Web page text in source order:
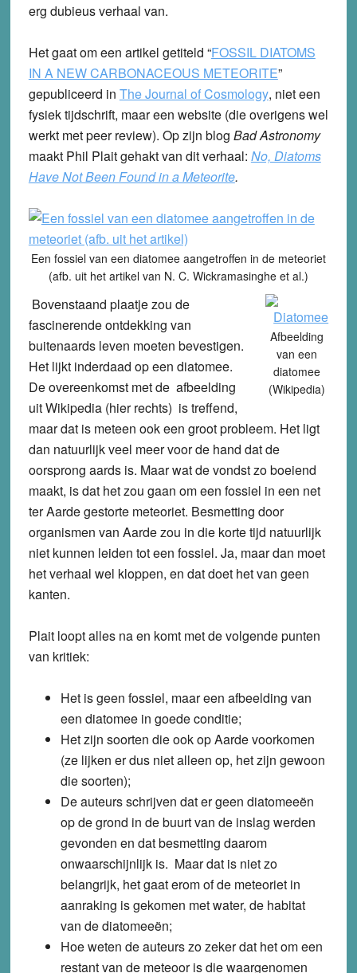
erg dubieus verhaal van.
Het gaat om een artikel getiteld “FOSSIL DIATOMS
IN A NEW CARBONACEOUS METEORITE”
gepubliceerd in The Journal of Cosmology, niet een
fysiek tijdschrift, maar een website (die overigens wel
werkt met peer review). Op zijn blog Bad Astronomy
maakt Phil Plait gehakt van dit verhaal: No, Diatoms
Have Not Been Found in a Meteorite.
Een fossiel van een diatomee aangetroffen in de meteoriet
(afb. uit het artikel van N. C. Wickramasinghe et al.)
Afbeelding
van een
diatomee
(Wikipedia)
Bovenstaand plaatje zou de
fascinerende ontdekking van
buitenaards leven moeten bevestigen.
Het lijkt inderdaad op een diatomee.
De overeenkomst met de afbeelding
uit Wikipedia (hier rechts) is treffend,
maar dat is meteen ook een groot probleem. Het ligt
dan natuurlijk veel meer voor de hand dat de
oorsprong aards is. Maar wat de vondst zo boeiend
maakt, is dat het zou gaan om een fossiel in een net
ter Aarde gestorte meteoriet. Besmetting door
organismen van Aarde zou in die korte tijd natuurlijk
niet kunnen leiden tot een fossiel. Ja, maar dan moet
het verhaal wel kloppen, en dat doet het van geen
kanten.
Plait loopt alles na en komt met de volgende punten
van kritiek:
Het is geen fossiel, maar een afbeelding van
een diatomee in goede conditie;
Het zijn soorten die ook op Aarde voorkomen
(ze lijken er dus niet alleen op, het zijn gewoon
die soorten);
De auteurs schrijven dat er geen diatomeeën
op de grond in de buurt van de inslag werden
gevonden en dat besmetting daarom
onwaarschijnlijk is. Maar dat is niet zo
belangrijk, het gaat erom of de meteoriet in
aanraking is gekomen met water, de habitat
van de diatomeeën;
Hoe weten de auteurs zo zeker dat het om een
restant van de meteoor is die waargenomen